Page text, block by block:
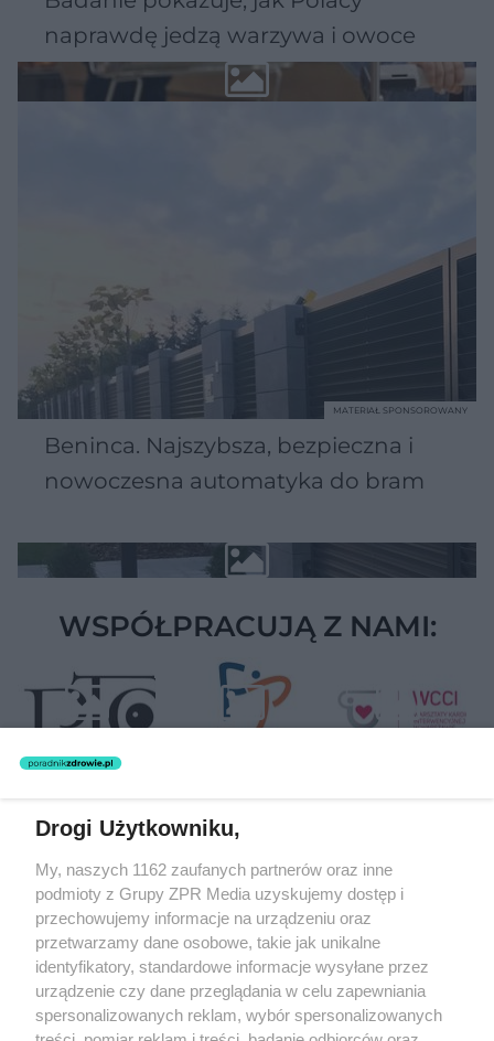
naprawdę jedzą warzywa i owoce
Beninca. Najszybsza, bezpieczna i
nowoczesna automatyka do bram
MATERIAŁ SPONSOROWANY
WSPÓŁPRACUJĄ Z NAMI:
Żaden utwór zamieszczony w serwisie nie może być powielany i
rozpowszechniany lub dalej rozpowszechniany w jakikolwiek sposób
(w tym także elektroniczny lub mechaniczny) na jakimkolwiek polu
eksploatacji w jakiejkolwiek formie, włącznie z umieszczaniem w
Internecie bez pisemnej zgody właściciela praw. Jakiekolwiek użycie
lub wykorzystanie utworów w całości lub w części z naruszeniem
prawa, tzn. bez właściwej zgody, jest zabronione pod groźbą kary i
może być ścigane prawnie.
Drogi Użytkowniku,
My, naszych 1162 zaufanych partnerów oraz inne
podmioty z Grupy ZPR Media uzyskujemy dostęp i
przechowujemy informacje na urządzeniu oraz
przetwarzamy dane osobowe, takie jak unikalne
identyfikatory, standardowe informacje wysyłane przez
urządzenie czy dane przeglądania w celu zapewniania
spersonalizowanych reklam, wybór spersonalizowanych